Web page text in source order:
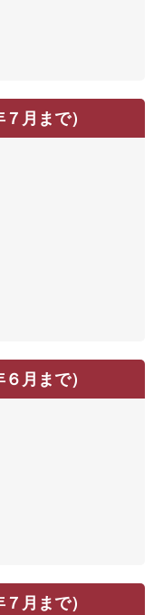
月まで）
月まで）
月まで）